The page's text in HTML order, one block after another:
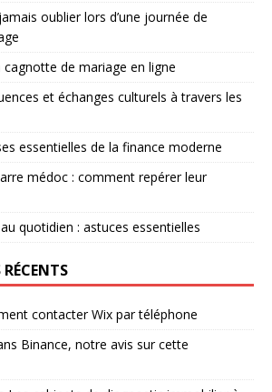
oublier lors d’une journée de
de mariage en ligne
et échanges culturels à travers les
essentielles de la finance moderne
médoc : comment repérer leur
quotidien : astuces essentielles
contacter Wix par téléphone
Binance, notre avis sur cette